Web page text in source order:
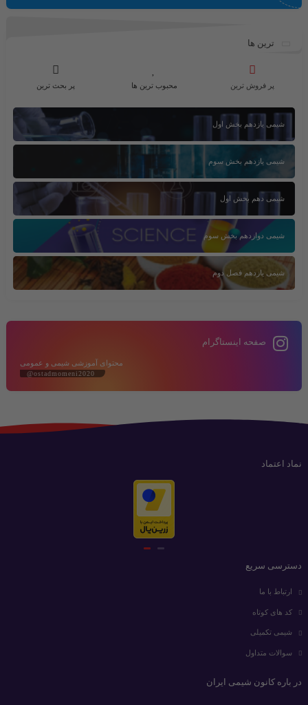
ترین ها
پر فروش ترین محبوب ترین ها پر بحث ترین
شیمی یازدهم بخش اول
شیمی یازدهم بخش سوم
شیمی دهم بخش اول
شیمی دوازدهم بخش سوم
شیمی یازدهم فصل دوم
صفحه اینستاگرام
محتوای آموزشی شیمی و عمومی
@ostadmomeni2020
نماد اعتماد
دسترسی سریع
ارتباط با ما
کد های کوتاه
شیمی تکمیلی
سوالات متداول
در باره کانون شیمی ایران